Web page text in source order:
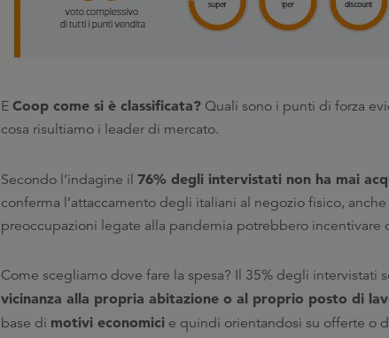
E Coop come si è classificata? Quali sono i punti di forza
cosa risultiamo i leader di mercato.
Secondo l’indagine il 76% degli intervistati non ha mai
conferma l’attaccamento degli italiani al negozio fisico,
preoccupazioni legate alla pandemia potrebbero incentivare
Come scegliamo dove fare la spesa? Il 35% degli
vicinanza alla propria abitazione o al proprio posto di
base di motivi economici e quindi orientandosi su offerte o